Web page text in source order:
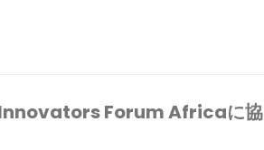
Innovators Forum Africaに協